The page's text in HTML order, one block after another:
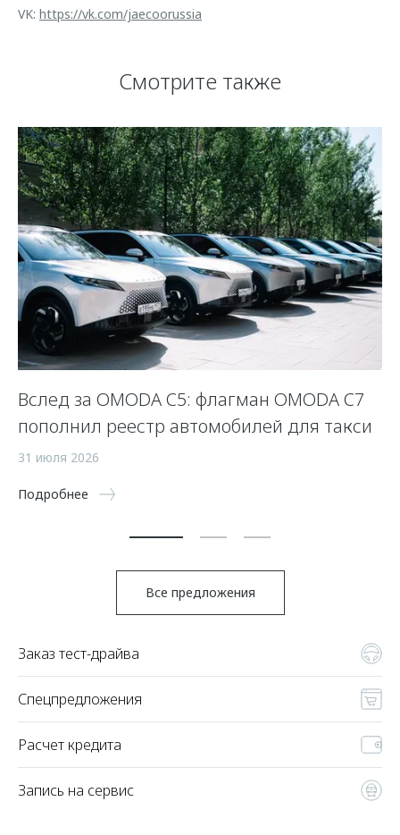
VK: https://vk.com/jaecoorussia
Смотрите также
Вслед за OMODA C5: флагман OMODA C7
пополнил реестр автомобилей для такси
31 июля 2026
Подробнее
Все предложения
Заказ тест-драйва
Спецпредложения
Расчет кредита
Запись на сервис